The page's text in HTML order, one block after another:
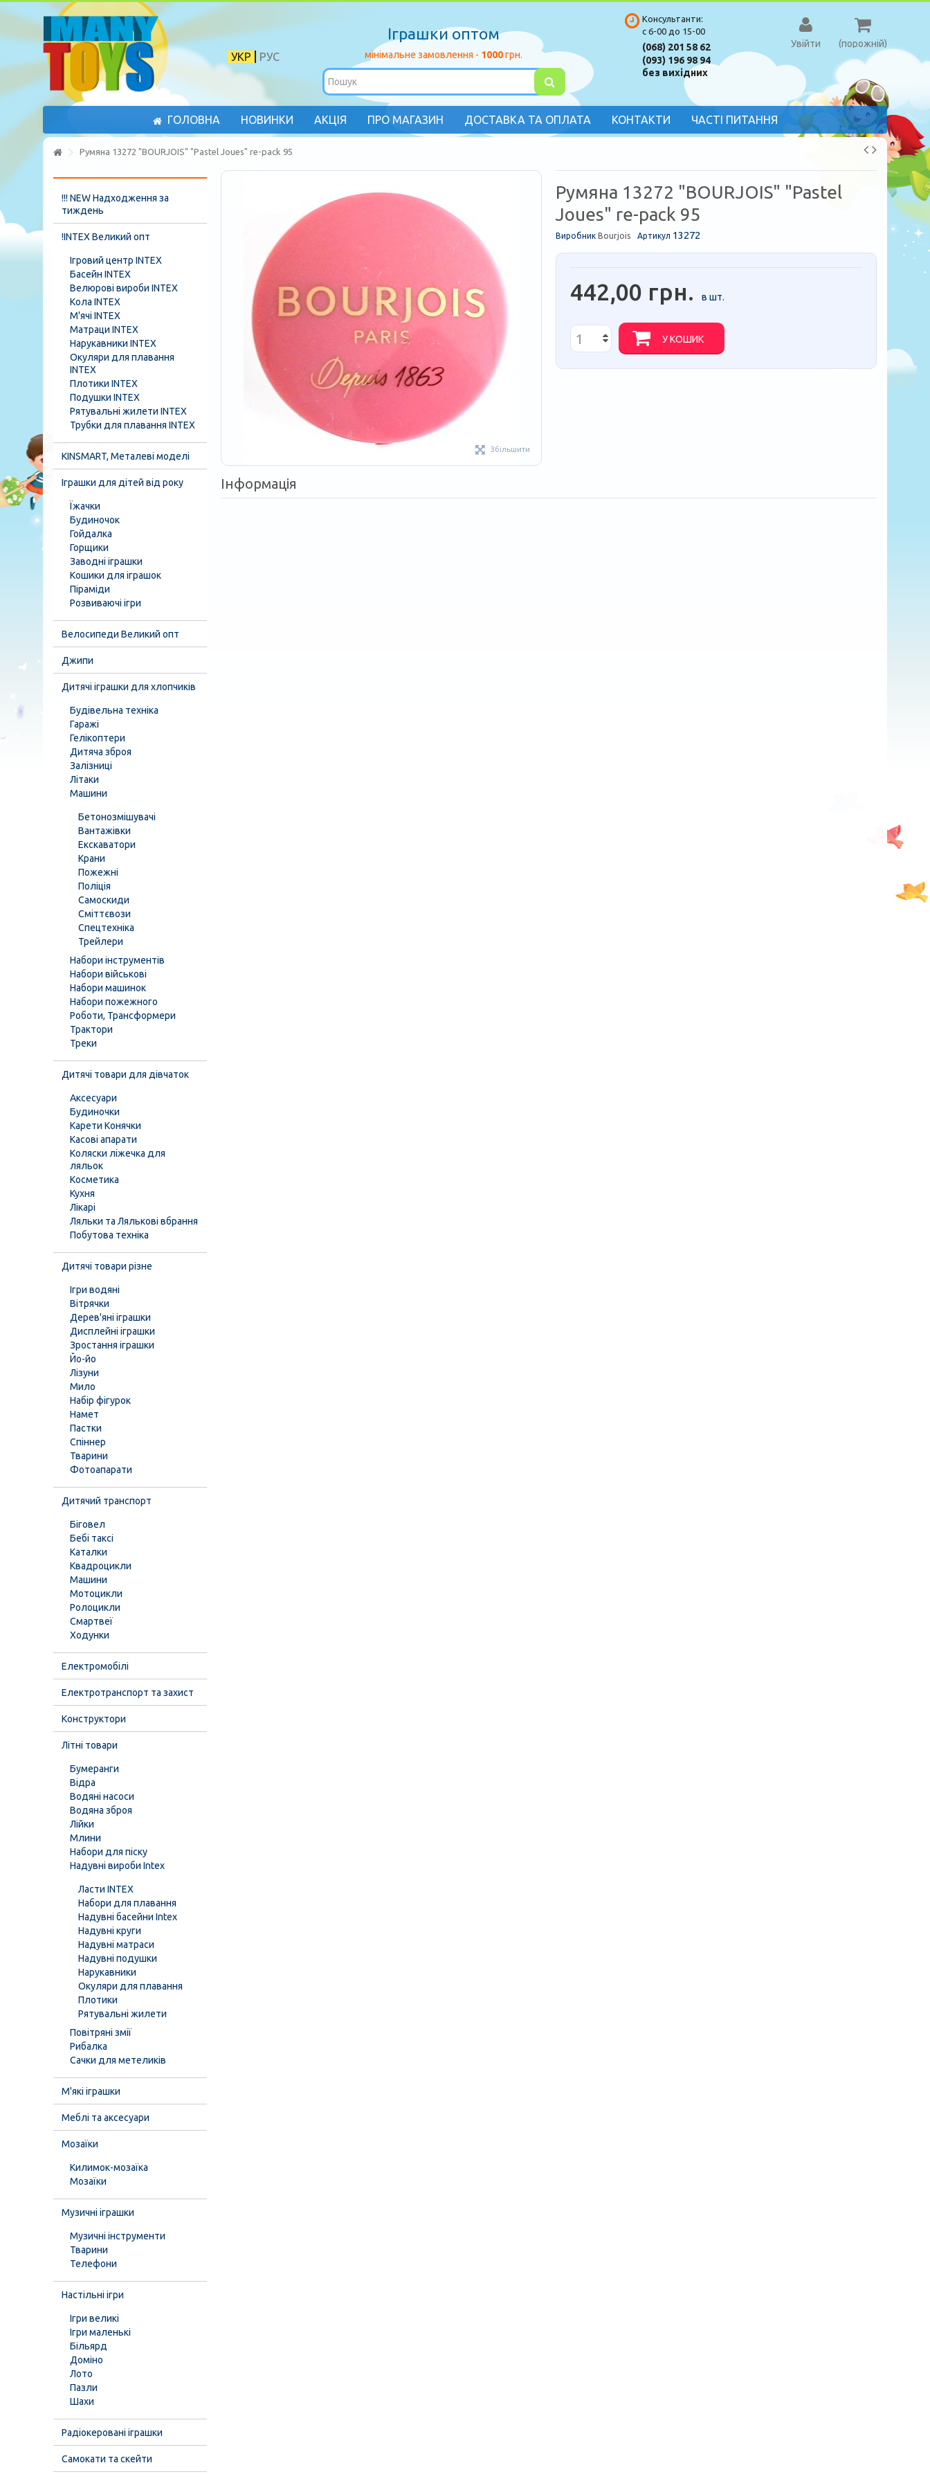
РУС
УКР
Іграшки оптом
мінімальне замовлення - 1000грн.
(порожній)
Увійти
Консультанти:
с 6-00 до 15-00
(068) 201 58 62
(093) 196 98 94
без вихідних
ГОЛОВНА НОВИНКИ АКЦІЯ ПРО МАГАЗИН ДОСТАВКА ТА ОПЛАТА КОНТАКТИ ЧАСТІ ПИТАННЯ
Румяна 13272 "BOURJOIS" "Pastel Joues" re-pack 95
Збільшити
Румяна 13272 "BOURJOIS" "Pastel
Joues" re-pack 95
Виробник Bourjois Артикул 13272
442,00 грн. в шт.
У КОШИК
Інформація
!!! NEW Надходження за
тиждень
!INTEX Великий опт
Ігровий центр INTEX
Басейн INTEX
Велюрові вироби INTEX
Кола INTEX
М'ячі INTEX
Матраци INTEX
Нарукавники INTEX
Окуляри для плавання
INTEX
Плотики INTEX
Подушки INTEX
Рятувальні жилети INTEX
Трубки для плавання INTEX
KINSMART, Металеві моделі
Іграшки для дітей від року
Їжачки
Будиночок
Гойдалка
Горщики
Заводні іграшки
Кошики для іграшок
Піраміди
Розвиваючі ігри
Велосипеди Великий опт
Джипи
Дитячі іграшки для хлопчиків
Будівельна техніка
Гаражі
Гелікоптери
Дитяча зброя
Залізниці
Літаки
Машини
Бетонозмішувачі
Вантажівки
Екскаватори
Крани
Пожежні
Поліція
Самоскиди
Сміттєвози
Спецтехніка
Трейлери
Набори інструментів
Набори військові
Набори машинок
Набори пожежного
Роботи, Трансформери
Трактори
Треки
Дитячі товари для дівчаток
Аксесуари
Будиночки
Карети Конячки
Касові апарати
Коляски ліжечка для
ляльок
Косметика
Кухня
Лікарі
Ляльки та Лялькові вбрання
Побутова техніка
Дитячі товари різне
Ігри водяні
Вітрячки
Дерев'яні іграшки
Дисплейні іграшки
Зростання іграшки
Йо-йо
Лізуни
Мило
Набір фігурок
Намет
Пастки
Спіннер
Тварини
Фотоапарати
Дитячий транспорт
Біговел
Бебі таксі
Каталки
Квадроцикли
Машини
Мотоцикли
Ролоцикли
Смартвеї
Ходунки
Електромобілі
Електротранспорт та захист
Конструктори
Літні товари
Бумеранги
Відра
Водяні насоси
Водяна зброя
Лійки
Млини
Набори для піску
Надувні вироби Intex
Ласти INTEX
Набори для плавання
Надувні басейни Intex
Надувні круги
Надувні матраси
Надувні подушки
Нарукавники
Окуляри для плавання
Плотики
Рятувальні жилети
Повітряні змії
Рибалка
Сачки для метеликів
М'які іграшки
Меблі та аксесуари
Мозаїки
Килимок-мозаїка
Мозаїки
Музичні іграшки
Музичні інструменти
Тварини
Телефони
Настільні ігри
Ігри великі
Ігри маленькі
Більярд
Доміно
Лото
Пазли
Шахи
Радіокеровані іграшки
Самокати та скейти